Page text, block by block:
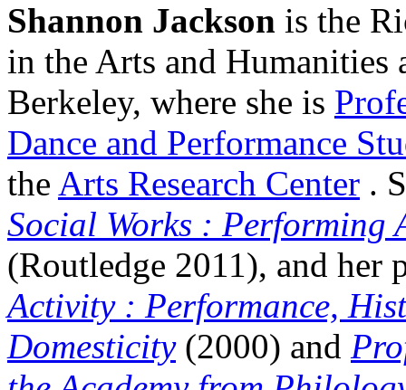
Shannon Jackson is the
in the Arts and
Berkeley, where she is
Dance and Performance
the Arts Research Center .
Social Works : Performing
(Routledge 2011), and
Activity : Performance,
Domesticity(2000) and